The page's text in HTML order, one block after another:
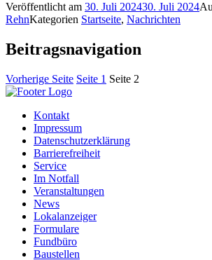
Veröffentlicht am 30. Juli 202430. Juli 2024
RehnKategorien Startseite, Nachrichten
Beitragsnavigation
Vorherige Seite Seite 1 Seite 2
Kontakt
Impressum
Datenschutzerklärung
Barrierefreiheit
Service
Im Notfall
Veranstaltungen
News
Lokalanzeiger
Formulare
Fundbüro
Baustellen